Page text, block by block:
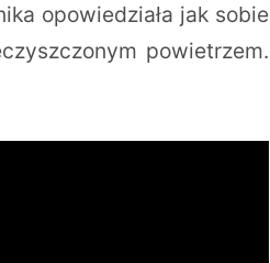
opowiedziała jak sobie
powietrzem.